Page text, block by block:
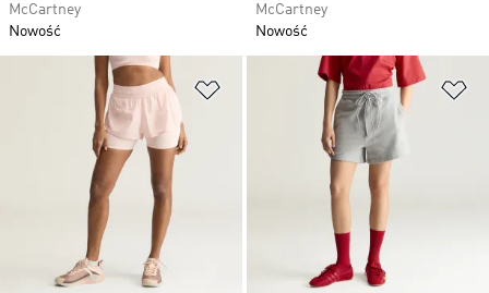
McCartney
Nowość
McCartney
Nowość
Dodaj do listy życzeń